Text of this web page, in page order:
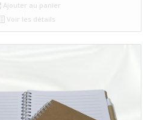
Ajouter au panier
Voir les détails